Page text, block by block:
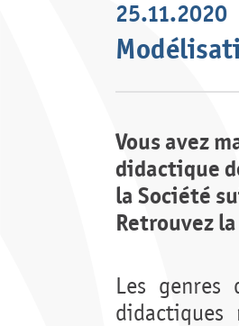
25.11.2020
Vous avez
didactique
la Société
Retrouvez
Les
didactiques